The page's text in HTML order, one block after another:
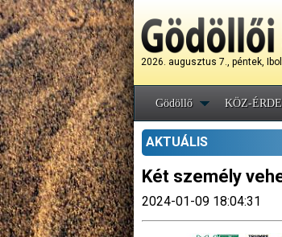
2026. augusztus 7., péntek,
Gödöllő KÖZ-
AKTUÁLIS
Két személy
2024-01-09 18:04:31